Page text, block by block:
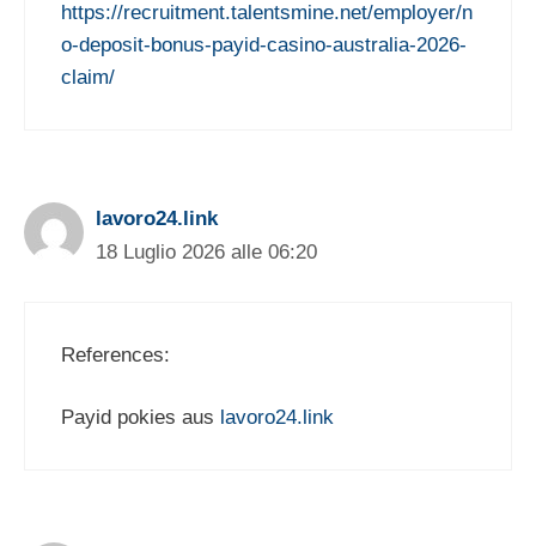
https://recruitment.talentsmine.net/employer/n
o-deposit-bonus-payid-casino-australia-2026-
claim/
lavoro24.link
18 Luglio 2026 alle 06:20
References:
Payid pokies aus lavoro24.link